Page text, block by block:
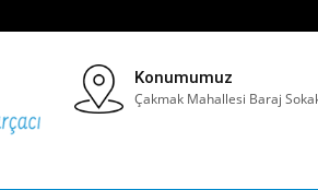
Konumumuz
Çakmak Mahallesi Baraj